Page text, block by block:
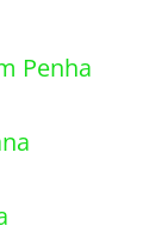
Penha